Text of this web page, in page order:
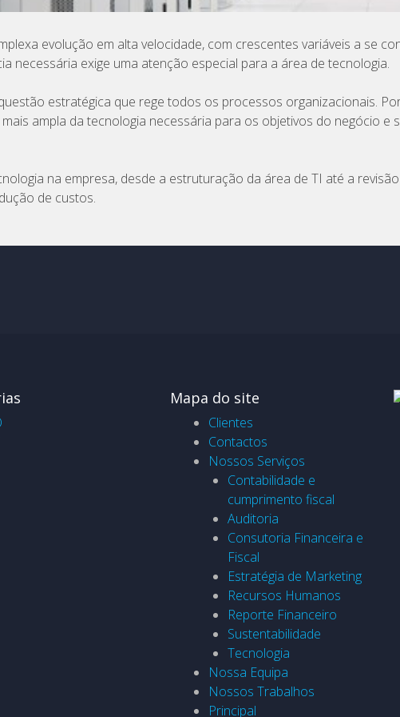
evolução em alta velocidade, com crescentes variáveis a se
necessária exige uma atenção especial para a área de tecnologia.
estratégica que rege todos os processos organizacionais.
ampla da tecnologia necessária para os objetivos do negócio e
na empresa, desde a estruturação da área de TI até a
de custos.
Mapa do site
Clientes
Contactos
Nossos Serviços
Contabilidade e
cumprimento fiscal
Auditoria
Consutoria Financeira e
Fiscal
Estratégia de Marketing
Recursos Humanos
Reporte Financeiro
Sustentabilidade
Tecnologia
Nossa Equipa
Nossos Trabalhos
Principal